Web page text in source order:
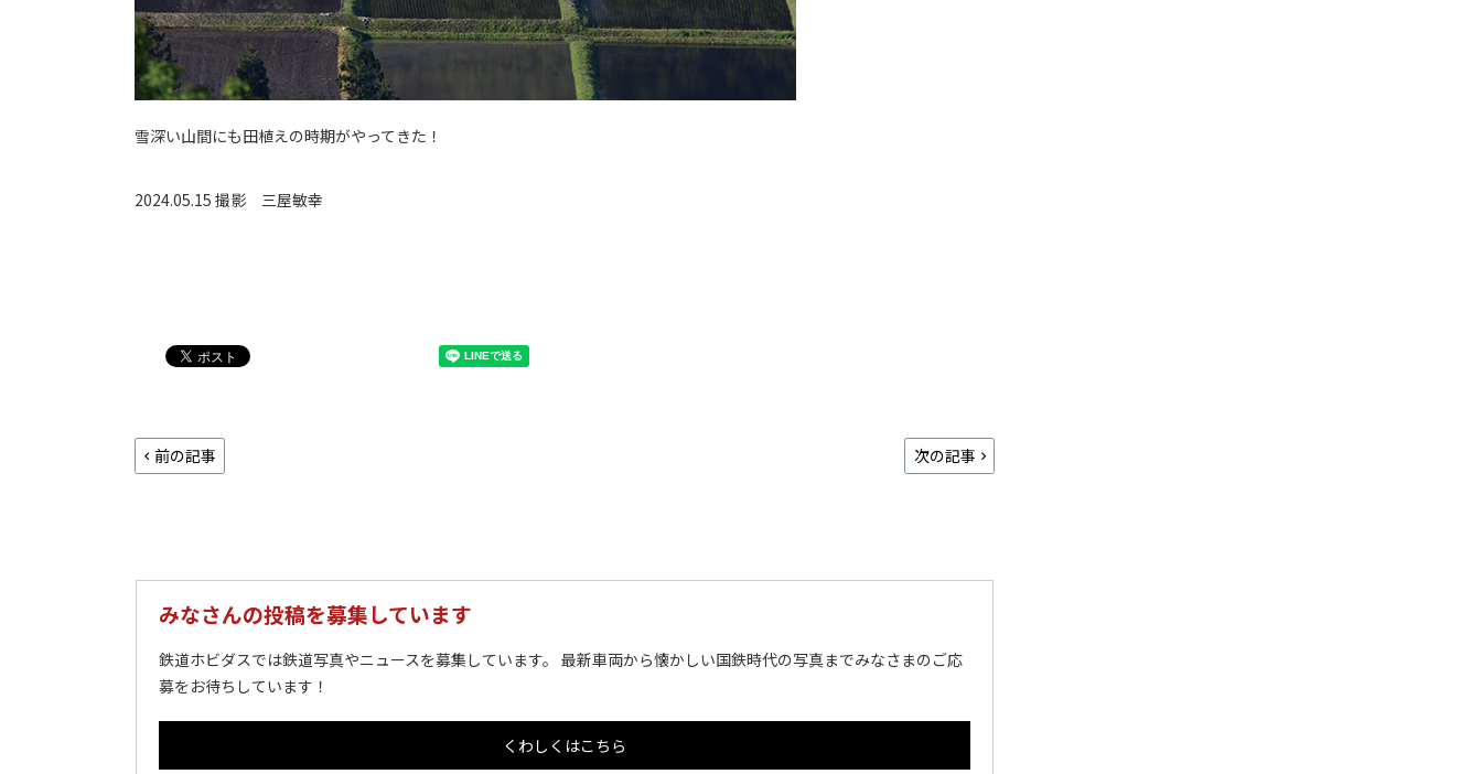
雪深い山間にも田植えの時期がやってきた！
2024.05.15 撮影 三屋敏幸
前の記事 次の記事
みなさんの投稿を募集しています
鉄道ホビダスでは鉄道写真やニュースを募集しています。 最新車両から懐かしい国鉄時代の写真までみなさまのご応
募をお待ちしています！
くわしくはこちら